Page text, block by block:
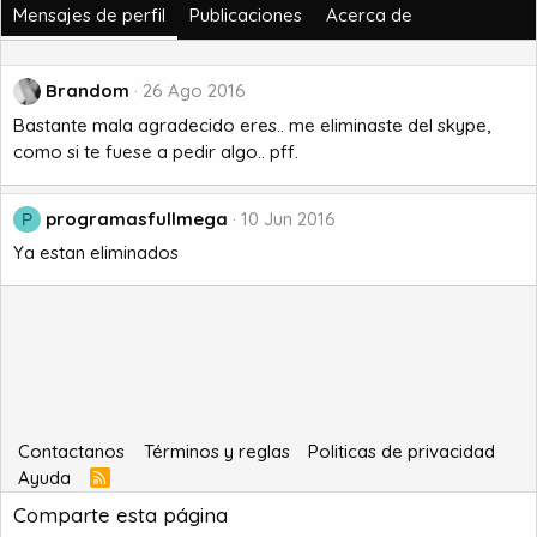
Mensajes de perfil Publicaciones Acerca de
Brandom
26 Ago 2016
Bastante mala agradecido eres.. me eliminaste del skype,
como si te fuese a pedir algo.. pff.
P programasfullmega
10 Jun 2016
Ya estan eliminados
Contactanos Términos y reglas
Politicas de privacidad
Ayuda
R
S
S
Comparte esta página